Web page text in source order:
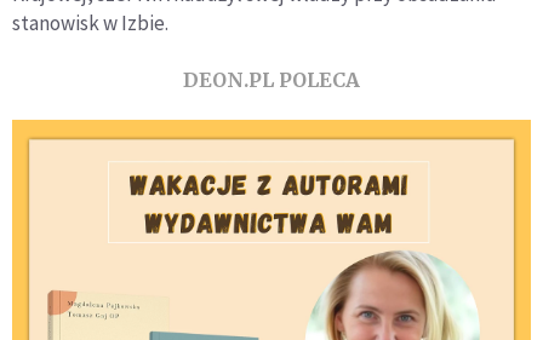
stanowisk w Izbie.
DEON.PL POLECA